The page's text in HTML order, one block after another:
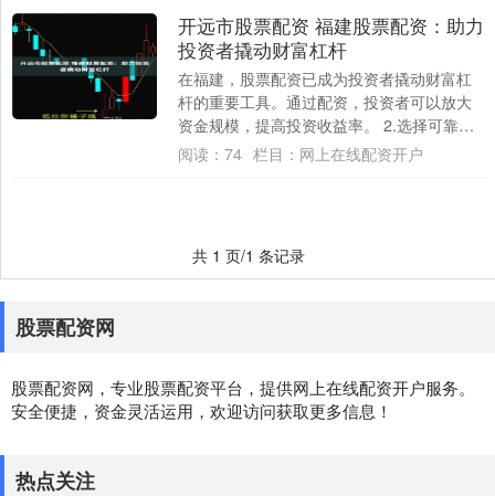
开远市股票配资 福建股票配资：助力
投资者撬动财富杠杆
在福建，股票配资已成为投资者撬动财富杠
杆的重要工具。通过配资，投资者可以放大
资金规模，提高投资收益率。 2.选择可靠的
杠杆炒股平台：选择一个可靠的杠杆炒股平
阅读： 74 栏目： 网上在线配资开户
共 1 页/1 条记录
股票配资网
股票配资网，专业股票配资平台，提供网上在线配资开户服务。
安全便捷，资金灵活运用，欢迎访问获取更多信息！
热点关注